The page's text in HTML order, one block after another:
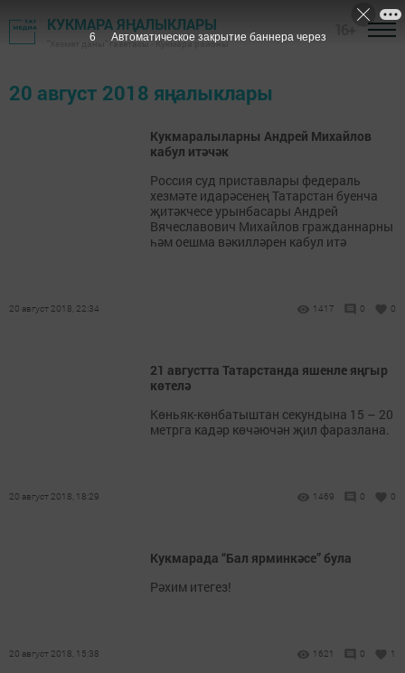
КУКМАРА ЯҢАЛЫКЛАРЫ
"Хезмәт даны" газетасы - Кукмара районы
20 август 2018 яңалыклары
Кукмаралыларны Андрей Михайлов
кабул итәчәк
Россия суд приставлары федераль
хезмәте идарәсенең Татарстан буенча
җитәкчесе урынбасары Андрей
Вячеславович Михайлов гражданнарны
һәм оешма вәкилләрен кабул итә
20 август 2018, 22:34 1417 0 0
21 августта Татарстанда яшенле яңгыр
көтелә
Көньяк-көнбатыштан секундына 15 – 20
метрга кадәр көчәючән җил фаразлана.
20 август 2018, 18:29 1469 0 0
Кукмарада “Бал ярминкәсе” була
Рәхим итегез!
20 август 2018, 15:38 1621 0 1
5 Автоматическое закрытие баннера через